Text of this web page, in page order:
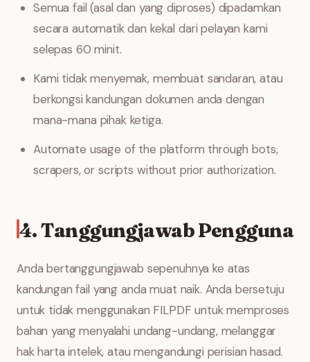
Semua fail (asal dan yang diproses) dipadamkan
secara automatik dan kekal dari pelayan kami
selepas 60 minit.
Kami tidak menyemak, membuat sandaran, atau
berkongsi kandungan dokumen anda dengan
mana-mana pihak ketiga.
Automate usage of the platform through bots,
scrapers, or scripts without prior authorization.
4. Tanggungjawab Pengguna
Anda bertanggungjawab sepenuhnya ke atas
kandungan fail yang anda muat naik. Anda bersetuju
untuk tidak menggunakan FILPDF untuk memproses
bahan yang menyalahi undang-undang, melanggar
hak harta intelek, atau mengandungi perisian hasad.